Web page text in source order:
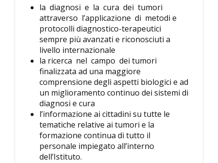
la diagnosi e la cura dei tumori
attraverso l’applicazione di metodi e
protocolli diagnostico-terapeutici
sempre più avanzati e riconosciuti a
livello internazionale
la ricerca nel campo dei tumori
finalizzata ad una maggiore
comprensione degli aspetti biologici e ad
un miglioramento continuo dei sistemi di
diagnosi e cura
l’informazione ai cittadini su tutte le
tematiche relative ai tumori e la
formazione continua di tutto il
personale impiegato all’interno
dell’Istituto.